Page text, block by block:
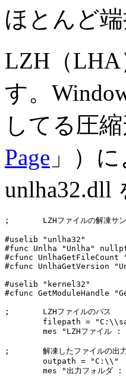
ほとんど端
LZH（
す。
してる圧
Page 」）
unlha32.dll
;	LZHファイルの解凍サンプルソース (by Kpan)
#uselib "unlha32"
#func Unlha "Unlha"
#cfunc
#cfunc UnlhaGetVersion
#uselib "kernel32"
#cfunc GetModuleHandle
;	LZHファイルのパス
;	解凍したファイルの出力フォルダ